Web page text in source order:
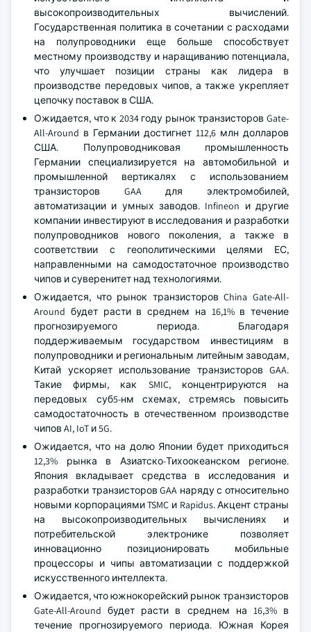
высокопроизводительных вычислений.
Государственная политика в сочетании с расходами
на полупроводники еще больше способствует
местному производству и наращиванию потенциала,
что улучшает позиции страны как лидера в
производстве передовых чипов, а также укрепляет
цепочку поставок в США.
Ожидается, что к 2034 году рынок транзисторов Gate-
All-Around в Германии достигнет 112,6 млн долларов
США. Полупроводниковая промышленность
Германии специализируется на автомобильной и
промышленной вертикалях с использованием
транзисторов GAA для электромобилей,
автоматизации и умных заводов. Infineon и другие
компании инвестируют в исследования и разработки
полупроводников нового поколения, а также в
соответствии с геополитическими целями ЕС,
направленными на самодостаточное производство
чипов и суверенитет над технологиями.
Ожидается, что рынок транзисторов China Gate-All-
Around будет расти в среднем на 16,1% в течение
прогнозируемого периода. Благодаря
поддерживаемым государством инвестициям в
полупроводники и региональным литейным заводам,
Китай ускоряет использование транзисторов GAA.
Такие фирмы, как SMIC, концентрируются на
передовых суб5-нм схемах, стремясь повысить
самодостаточность в отечественном производстве
чипов AI, IoT и 5G.
Ожидается, что на долю Японии будет приходиться
12,3% рынка в Азиатско-Тихоокеанском регионе.
Япония вкладывает средства в исследования и
разработки транзисторов GAA наряду с относительно
новыми корпорациями TSMC и Rapidus. Акцент страны
на высокопроизводительных вычислениях и
потребительской электронике позволяет
инновационно позиционировать мобильные
процессоры и чипы автоматизации с поддержкой
искусственного интеллекта.
Ожидается, что южнокорейский рынок транзисторов
Gate-All-Around будет расти в среднем на 16,3% в
течение прогнозируемого периода. Южная Корея